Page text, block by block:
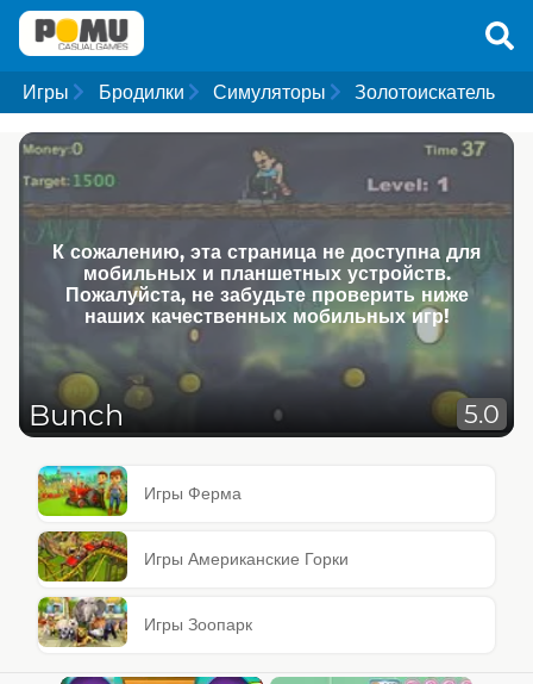
Игры Бродилки Симуляторы Золотоискатель
К сожалению, эта страница не доступна для
мобильных и планшетных устройств.
Пожалуйста, не забудьте проверить ниже
наших качественных мобильных игр!
Bunch 5.0
Игры Ферма
Игры Американские Горки
Игры Зоопарк